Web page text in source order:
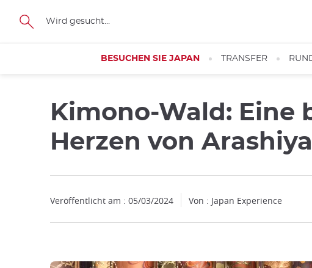
Größe
BESUCHEN SIE JAPAN TRANSFER
Kimono-Wald:
Herzen von
Veröffentlicht am : 05/03/2024 Von : Japan Experience